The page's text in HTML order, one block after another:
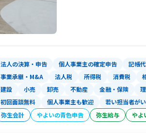
法人の決算・申告 個人事業主の確定申告 記帳
事業承継・M&A
法人税 所得税 消費税
建設 小売 卸売 不動産 金融・保険
初回面談無料 個人事業主も歓迎 若い担当者が
弥生会計 やよいの青色申告 弥生給与 やよ